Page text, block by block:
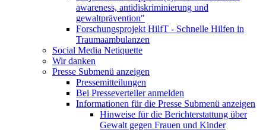
awareness, antidiskriminierung und
gewaltprävention"
Forschungsprojekt HilfT - Schnelle Hilfen in
Traumaambulanzen
Social Media Netiquette
Wir danken
Presse Submenü anzeigen
Pressemitteilungen
Bei Presseverteiler anmelden
Informationen für die Presse Submenü anzeigen
Hinweise für die Berichterstattung über
Gewalt gegen Frauen und Kinder